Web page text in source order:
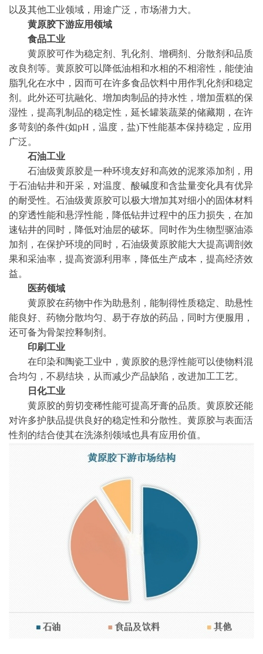
以及其他工业领域，用途广泛，市场潜力大。
黄原胶下游应用领域
食品工业
黄原胶可作为稳定剂、乳化剂、增稠剂、分散剂和品质
改良剂等。黄原胶可以降低油相和水相的不相溶性，能使油
脂乳化在水中，因而可在许多食品饮料中用作乳化剂和稳定
剂。此外还可抗融化、增加肉制品的持水性，增加蛋糕的保
湿性，提高乳制品的稳定性，延长罐装蔬菜的储藏期，在许
多苛刻的条件(如pH，温度，盐)下性能基本保持稳定，应用
广泛。
石油工业
石油级黄原胶是一种环境友好和高效的泥浆添加剂，用
于石油钻井和开采，对温度、酸碱度和含盐量变化具有优异
的耐受性。石油级黄原胶可以极大增加其对细小的固体材料
的穿透性能和悬浮性能，降低钻井过程中的压力损失，在加
速钻井的同时，降低对油层的破坏。同时作为生物型驱油添
加剂，在保护环境的同时，石油级黄原胶能大大提高调剖效
果和采油率，提高资源利用率，降低生产成本，提高经济效
益。
医药领域
黄原胶在药物中作为助悬剂，能制得性质稳定、助悬性
能良好、药物分散均匀、易于存放的药品，同时方便服用，
还可备为骨架控释制剂。
印刷工业
在印染和陶瓷工业中，黄原胶的悬浮性能可以使物料混
合均匀，不易结块，从而减少产品缺陷，改进加工工艺。
日化工业
黄原胶的剪切变稀性能可提高牙膏的品质。黄原胶还能
对许多护肤品提供良好的稳定性和分散性。黄原胶与表面活
性剂的结合使其在洗涤剂领域也具有应用价值。